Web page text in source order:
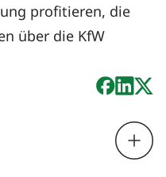
profitieren, die
über die KfW